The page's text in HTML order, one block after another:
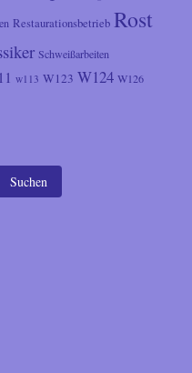
Restaurationsbetrieb Rost
Schweißarbeiten
w113 W123 W124 W126
Suchen